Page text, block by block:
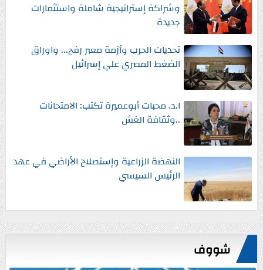
وشراكة إستراتيجية شاملة واستثمارات
جديدة
تحديات الحرب وأزمة معبر رفح... واوراق
الضغط المصري علي إسرائيل
ا.د. محبات أبوعميرة تكتب: الامتحانات
..وثقافة الغش
النهضة الزراعية وإستصلاح الأراضي في عهد
الرئيس السيسي
شووف